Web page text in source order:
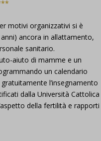
motivi organizzativi si è
ancora in allattamento,
sanitario.
aiuto di mamme e un
un calendario
l’insegnamento
dalla Università Cattolica
della fertilità e rapporti